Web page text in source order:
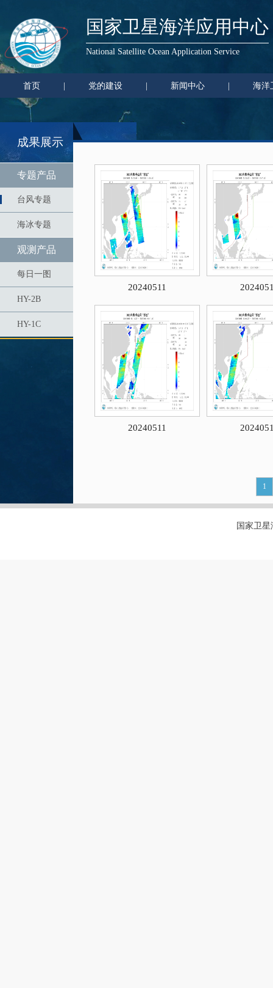
国家卫星海洋应用中心
National Satellite Ocean Application Service
首页 党的建设 新闻中心 海洋
成果展示
专题产品
台风专题
海冰专题
观测产品
每日一图
HY-2B
HY-1C
20240511
20240511
1
国家卫